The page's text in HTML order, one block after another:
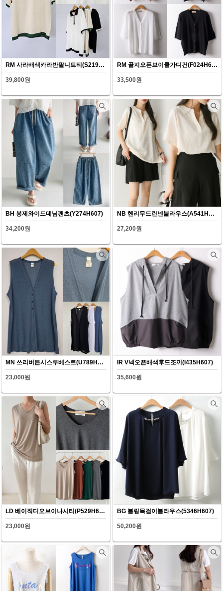
RM 사라배색카라반팔니트티(S219H607)
39,800원
RM 골지오픈브이쿨가디건(F024H607)
33,500원
BH 봉제와이드데님팬츠(Y274H607)
34,200원
NB 헨리무드린넨블라우스(A541H607)
27,200원
MN 쓰리버튼시스루베스트(U789H607)
23,000원
IR V넥오픈배색후드조끼(I435H607)
35,600원
LD 베이직디오브이나시티(P529H607)
23,000원
BG 블링목걸이블라우스(5346H607)
50,200원